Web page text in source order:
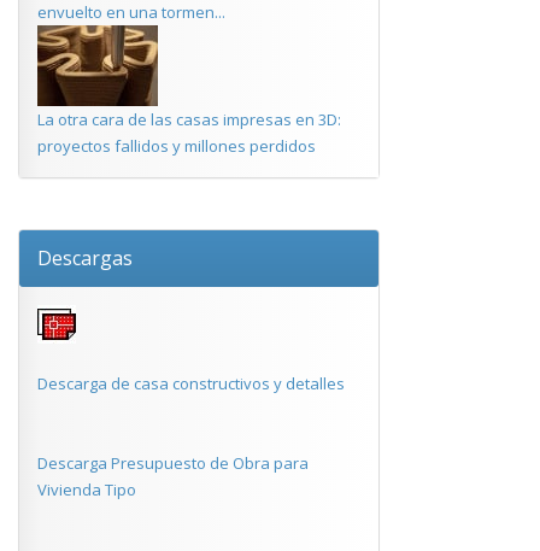
envuelto en una tormen...
La otra cara de las casas impresas en 3D:
proyectos fallidos y millones perdidos
Descargas
Descarga de casa constructivos y detalles
Descarga Presupuesto de Obra para
Vivienda Tipo